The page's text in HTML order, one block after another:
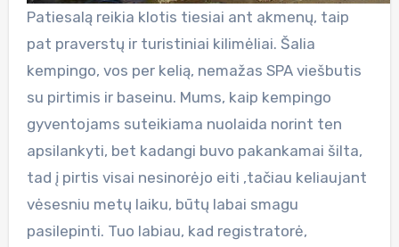
Patiesalą reikia klotis tiesiai ant akmenų, taip
pat praverstų ir turistiniai kilimėliai. Šalia
kempingo, vos per kelią, nemažas SPA viešbutis
su pirtimis ir baseinu. Mums, kaip kempingo
gyventojams suteikiama nuolaida norint ten
apsilankyti, bet kadangi buvo pakankamai šilta,
tad į pirtis visai nesinorėjo eiti ,tačiau keliaujant
vėsesniu metų laiku, būtų labai smagu
pasilepinti. Tuo labiau, kad registratorė,